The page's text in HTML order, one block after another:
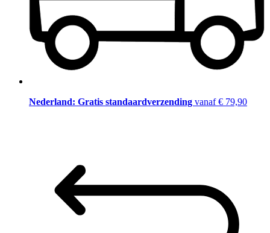
Nederland: Gratis standaardverzending vanaf € 79,90